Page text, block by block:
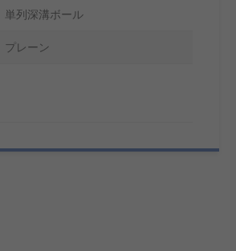
単列深溝ボール
プレーン